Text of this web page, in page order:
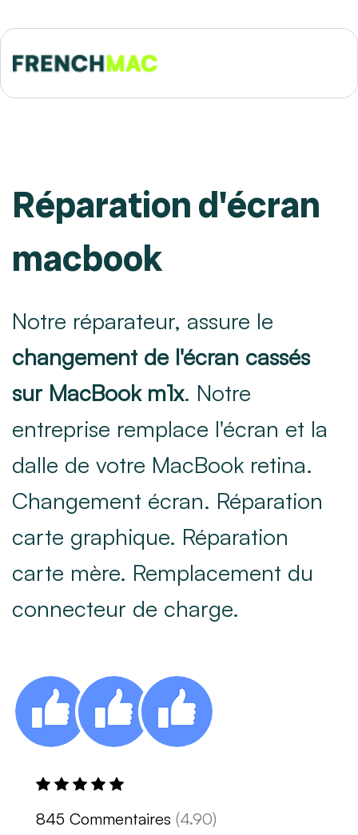
Réparation d'écran
macbook
Notre réparateur, assure le
changement de l'écran cassés
sur MacBook m1x. Notre
entreprise remplace l'écran et la
dalle de votre MacBook retina.
Changement écran. Réparation
carte graphique. Réparation
carte mère. Remplacement du
connecteur de charge.
845 Commentaires (4.90)